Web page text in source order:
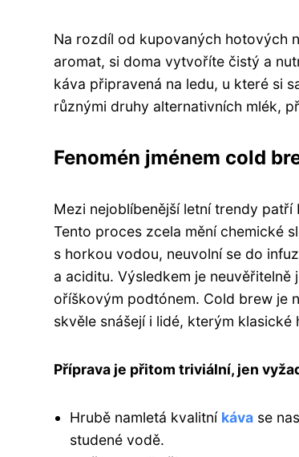
Na rozdíl od kupovaných hotových
aromat, si doma vytvoříte čistý a
káva připravená na ledu, u které si
různými druhy alternativních mlék,
Fenomén jménem cold
Mezi nejoblíbenější letní trendy
Tento proces zcela mění chemické
s horkou vodou, neuvolní se do
a aciditu. Výsledkem je
oříškovým podtónem. Cold brew je
skvěle snášejí i lidé, kterým
Příprava je přitom triviální, jen
Hrubě namletá kvalitní káva se
studené vodě.